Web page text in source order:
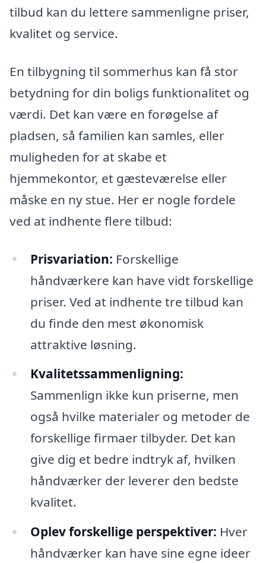
tilbud kan du lettere sammenligne priser,
kvalitet og service.
En tilbygning til sommerhus kan få stor
betydning for din boligs funktionalitet og
værdi. Det kan være en forøgelse af
pladsen, så familien kan samles, eller
muligheden for at skabe et
hjemmekontor, et gæsteværelse eller
måske en ny stue. Her er nogle fordele
ved at indhente flere tilbud:
Prisvariation: Forskellige
håndværkere kan have vidt forskellige
priser. Ved at indhente tre tilbud kan
du finde den mest økonomisk
attraktive løsning.
Kvalitetssammenligning:
Sammenlign ikke kun priserne, men
også hvilke materialer og metoder de
forskellige firmaer tilbyder. Det kan
give dig et bedre indtryk af, hvilken
håndværker der leverer den bedste
kvalitet.
Oplev forskellige perspektiver: Hver
håndværker kan have sine egne ideer